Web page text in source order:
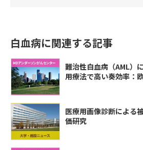
白血病に関連する記事
難治性白血病（AML）
用療法で高い奏効率：
医療用画像診断による
価研究